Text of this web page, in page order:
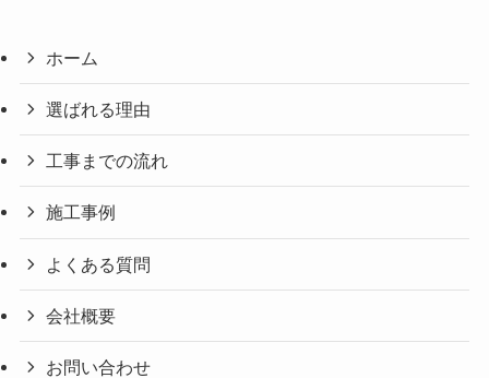
ホーム
選ばれる理由
工事までの流れ
施工事例
よくある質問
会社概要
お問い合わせ